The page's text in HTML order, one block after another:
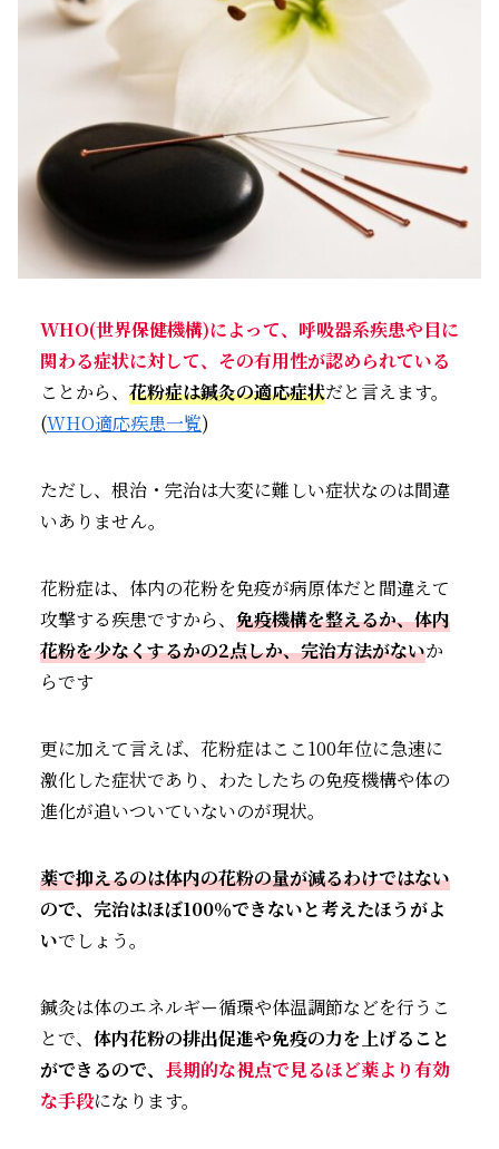
WHO(世界保健機構)によって、呼吸器系疾患や目に
関わる症状に対して、その有用性が認められている
ことから、 花粉症は鍼灸の適応症状だと言えます。
(WHO適応疾患一覧)
ただし、根治・完治は大変に難しい症状なのは間違
いありません。
花粉症は、体内の花粉を免疫が病原体だと間違えて
攻撃する疾患ですから、 免疫機構を整えるか、体内
花粉を少なくするかの2点しか、完治方法がないか
らです
更に加えて言えば、花粉症はここ100年位に急速に
激化した症状であり、わたしたちの免疫機構や体の
進化が追いついていないのが現状。
薬で抑えるのは体内の花粉の量が減るわけではない
ので、完治はほぼ100％できないと考えたほうがよ
いでしょう。
鍼灸は体のエネルギー循環や体温調節などを行うこ
とで、 体内花粉の排出促進や免疫の力を上げること
ができるので、 長期的な視点で見るほど薬より有効
な手段になります。